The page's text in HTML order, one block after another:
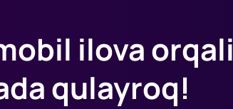
ilova orqali
qulayroq!